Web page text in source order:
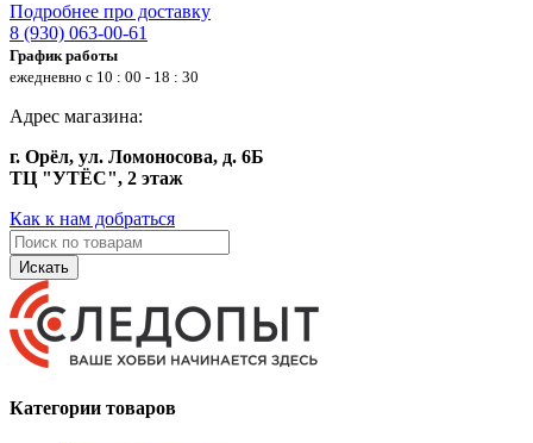
Подробнее про доставку
8 (930) 063-00-61
График работы
ежедневно с 10 : 00 - 18 : 30
Адрес магазина:
г. Орёл, ул. Ломоносова, д. 6Б
ТЦ "УТЁС", 2 этаж
Как к нам добраться
Искать
Категории товаров